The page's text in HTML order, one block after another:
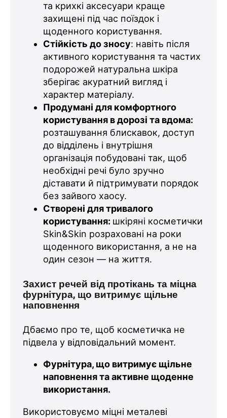
та крихкі аксесуари краще
захищені під час поїздок і
щоденного користування.
Стійкість до зносу: навіть після
активного користування та частих
подорожей натуральна шкіра
зберігає акуратний вигляд і
характер матеріалу.
Продумані для комфортного
користування в дорозі та вдома:
розташування блискавок, доступ
до відділень і внутрішня
організація побудовані так, щоб
необхідні речі було зручно
діставати й підтримувати порядок
без зайвого хаосу.
Створені для тривалого
користування: шкіряні косметички
Skin&Skin розраховані на роки
щоденного використання, а не на
один сезон — на життя.
Захист речей від протікань та міцна
фурнітура, що витримує щільне
наповнення
Дбаємо про те, щоб косметичка не
підвела у відповідальний момент.
Фурнітура, що витримує щільне
наповнення та активне щоденне
використання.
Використовуємо міцні металеві